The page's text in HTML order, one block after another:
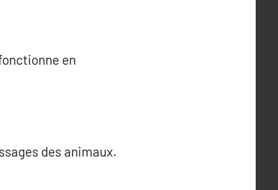
en
des animaux.